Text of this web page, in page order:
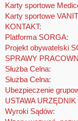
Karty sportowe
Karty sportowe
KONTAKT
Platforma SORGA
Projekt obywatelski
SPRAWY
Służba Celna
Służba Celna
Ubezpieczenie
USTAWA
Wyroki Sądów